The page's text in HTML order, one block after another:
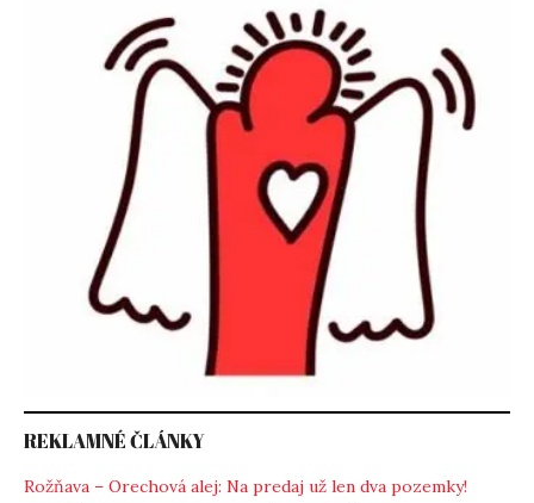
REKLAMNÉ ČLÁNKY
Rožňava – Orechová alej: Na predaj už len dva pozemky!